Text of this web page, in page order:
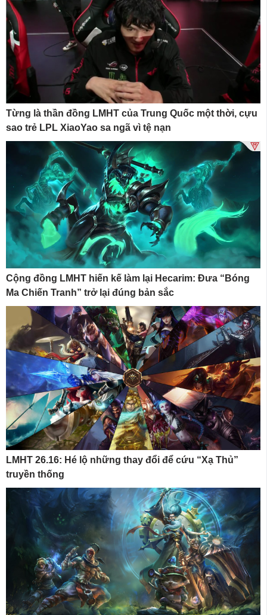
Từng là thần đồng LMHT của Trung Quốc một thời, cựu
sao trẻ LPL XiaoYao sa ngã vì tệ nạn
Cộng đồng LMHT hiến kế làm lại Hecarim: Đưa “Bóng
Ma Chiến Tranh” trở lại đúng bản sắc
LMHT 26.16: Hé lộ những thay đổi để cứu “Xạ Thủ”
truyền thống